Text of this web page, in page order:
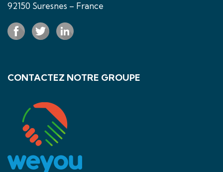
92150 Suresnes – France
CONTACTEZ NOTRE GROUPE